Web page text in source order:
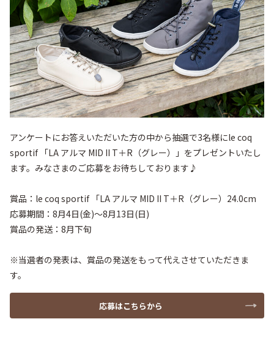
アンケートにお答えいただいた方の中から抽選で3名様にle coq
sportif 「LA アルマ MID II T＋R（グレー）」をプレゼントいたし
ます。みなさまのご応募をお待ちしております♪
賞品：le coq sportif 「LA アルマ MID II T＋R（グレー）24.0cm
応募期間：8月4日(金)～8月13日(日)
賞品の発送：8月下旬
※当選者の発表は、賞品の発送をもって代えさせていただきま
す。
応募はこちらから